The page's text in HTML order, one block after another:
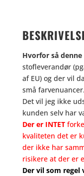
Hvorfor så
stofleverandør
af EU) og der vil
små farvenuancer.
Det vil jeg ikke
kunden selv har
Der er INTET
kvaliteten det er
der ikke har
risikere at der er
Der vil som